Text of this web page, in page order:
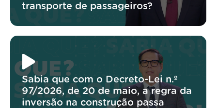
transporte de passageiros?
Sabia que com o Decreto-Lei n.º
97/2026, de 20 de maio, a regra da
inversão na construção passa